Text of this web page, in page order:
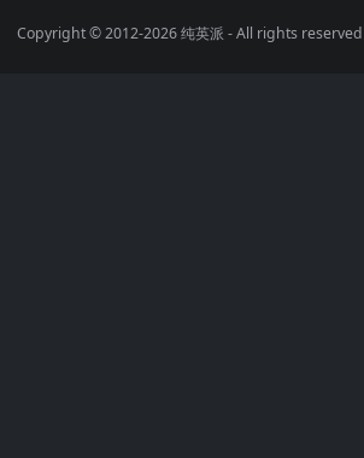
Copyright © 2012-2026纯英派 - All rights reserved